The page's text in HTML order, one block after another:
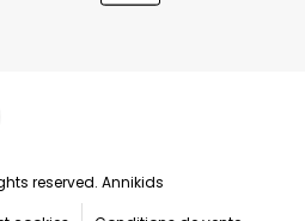
reserved. Annikids